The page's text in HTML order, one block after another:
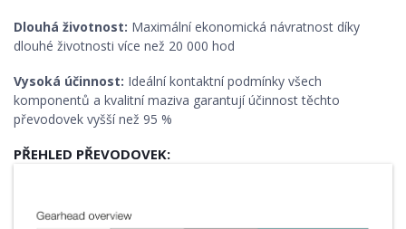
Dlouhá životnost: Maximální ekonomická návratnost díky
dlouhé životnosti více než 20 000 hod
Vysoká účinnost: Ideální kontaktní podmínky všech
komponentů a kvalitní maziva garantují účinnost těchto
převodovek vyšší než 95 %
PŘEHLED PŘEVODOVEK: